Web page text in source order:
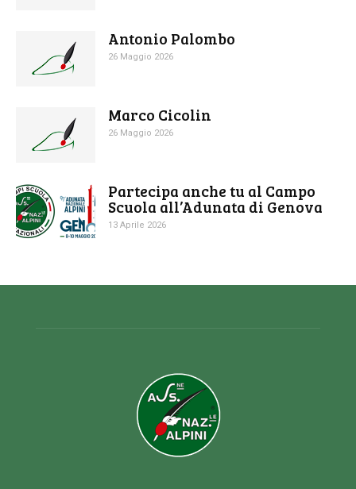
Antonio Palombo
26 Maggio 2026
Marco Cicolin
26 Maggio 2026
Partecipa anche tu al Campo
Scuola all’Adunata di Genova
13 Aprile 2026